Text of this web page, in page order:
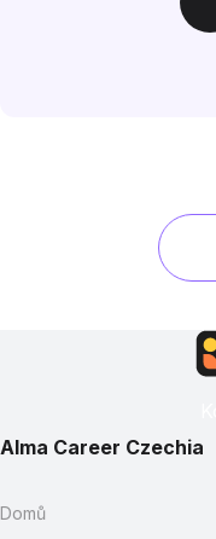
Alma Career Czechia
Domů